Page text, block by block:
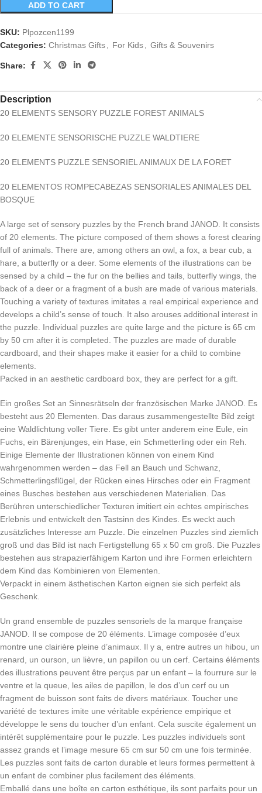
ADD TO CART
SKU: Plpozcen1199
Categories: Christmas Gifts, For Kids, Gifts & Souvenirs
Share:
Description
20 ELEMENTS SENSORY PUZZLE FOREST ANIMALS
20 ELEMENTE SENSORISCHE PUZZLE WALDTIERE
20 ELEMENTS PUZZLE SENSORIEL ANIMAUX DE LA FORET
20 ELEMENTOS ROMPECABEZAS SENSORIALES ANIMALES DEL
BOSQUE
A large set of sensory puzzles by the French brand JANOD. It consists
of 20 elements. The picture composed of them shows a forest clearing
full of animals. There are, among others an owl, a fox, a bear cub, a
hare, a butterfly or a deer. Some elements of the illustrations can be
sensed by a child – the fur on the bellies and tails, butterfly wings, the
back of a deer or a fragment of a bush are made of various materials.
Touching a variety of textures imitates a real empirical experience and
develops a child’s sense of touch. It also arouses additional interest in
the puzzle. Individual puzzles are quite large and the picture is 65 cm
by 50 cm after it is completed. The puzzles are made of durable
cardboard, and their shapes make it easier for a child to combine
elements.
Packed in an aesthetic cardboard box, they are perfect for a gift.
Ein großes Set an Sinnesrätseln der französischen Marke JANOD. Es
besteht aus 20 Elementen. Das daraus zusammengestellte Bild zeigt
eine Waldlichtung voller Tiere. Es gibt unter anderem eine Eule, ein
Fuchs, ein Bärenjunges, ein Hase, ein Schmetterling oder ein Reh.
Einige Elemente der Illustrationen können von einem Kind
wahrgenommen werden – das Fell an Bauch und Schwanz,
Schmetterlingsflügel, der Rücken eines Hirsches oder ein Fragment
eines Busches bestehen aus verschiedenen Materialien. Das
Berühren unterschiedlicher Texturen imitiert ein echtes empirisches
Erlebnis und entwickelt den Tastsinn des Kindes. Es weckt auch
zusätzliches Interesse am Puzzle. Die einzelnen Puzzles sind ziemlich
groß und das Bild ist nach Fertigstellung 65 x 50 cm groß. Die Puzzles
bestehen aus strapazierfähigem Karton und ihre Formen erleichtern
dem Kind das Kombinieren von Elementen.
Verpackt in einem ästhetischen Karton eignen sie sich perfekt als
Geschenk.
Un grand ensemble de puzzles sensoriels de la marque française
JANOD. Il se compose de 20 éléments. L’image composée d’eux
montre une clairière pleine d’animaux. Il y a, entre autres un hibou, un
renard, un ourson, un lièvre, un papillon ou un cerf. Certains éléments
des illustrations peuvent être perçus par un enfant – la fourrure sur le
ventre et la queue, les ailes de papillon, le dos d’un cerf ou un
fragment de buisson sont faits de divers matériaux. Toucher une
variété de textures imite une véritable expérience empirique et
développe le sens du toucher d’un enfant. Cela suscite également un
intérêt supplémentaire pour le puzzle. Les puzzles individuels sont
assez grands et l’image mesure 65 cm sur 50 cm une fois terminée.
Les puzzles sont faits de carton durable et leurs formes permettent à
un enfant de combiner plus facilement des éléments.
Emballé dans une boîte en carton esthétique, ils sont parfaits pour un